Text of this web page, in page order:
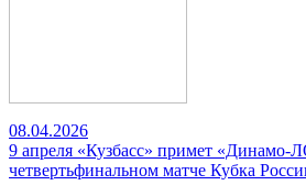
08.04.2026
9 апреля «Кузбасс» примет «Динамо-
четвертьфинальном матче Кубка